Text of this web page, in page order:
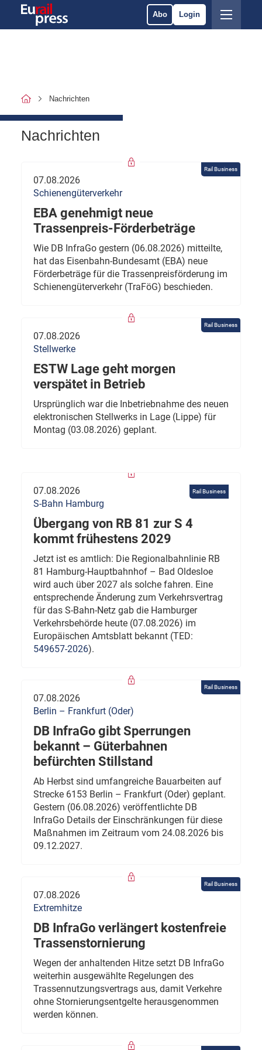
Abo Login
Nachrichten
Nachrichten
Rail Business
07.08.2026
Schienengüterverkehr
EBA genehmigt neue
Trassenpreis-Förderbeträge
Wie DB InfraGo gestern (06.08.2026) mitteilte,
hat das Eisenbahn-Bundesamt (EBA) neue
Förderbeträge für die Trassenpreisförderung im
Schienengüterverkehr (TraFöG) beschieden.
Rail Business
07.08.2026
Stellwerke
ESTW Lage geht morgen
verspätet in Betrieb
Ursprünglich war die Inbetriebnahme des neuen
elektronischen Stellwerks in Lage (Lippe) für
Montag (03.08.2026) geplant.
Rail Business
07.08.2026
S-Bahn Hamburg
Übergang von RB 81 zur S 4
kommt frühestens 2029
Jetzt ist es amtlich: Die Regionalbahnlinie RB
81 Hamburg-Hauptbahnhof – Bad Oldesloe
wird auch über 2027 als solche fahren. Eine
entsprechende Änderung zum Verkehrsvertrag
für das S-Bahn-Netz gab die Hamburger
Verkehrsbehörde heute (07.08.2026) im
Europäischen Amtsblatt bekannt (TED:
549657-2026).
Rail Business
07.08.2026
Berlin – Frankfurt (Oder)
DB InfraGo gibt Sperrungen
bekannt – Güterbahnen
befürchten Stillstand
Ab Herbst sind umfangreiche Bauarbeiten auf
Strecke 6153 Berlin – Frankfurt (Oder) geplant.
Gestern (06.08.2026) veröffentlichte DB
InfraGo Details der Einschränkungen für diese
Maßnahmen im Zeitraum vom 24.08.2026 bis
09.12.2027.
Rail Business
07.08.2026
Extremhitze
DB InfraGo verlängert kostenfreie
Trassenstornierung
Wegen der anhaltenden Hitze setzt DB InfraGo
weiterhin ausgewählte Regelungen des
Trassennutzungsvertrags aus, damit Verkehre
ohne Stornierungsentgelte herausgenommen
werden können.